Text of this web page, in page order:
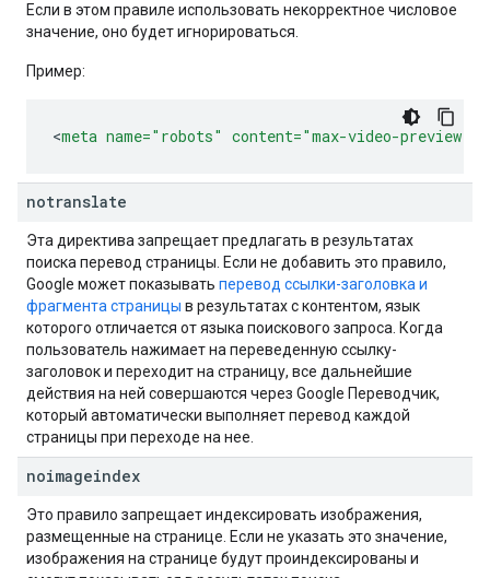
Если в этом правиле использовать некорректное числовое
значение, оно будет игнорироваться.
Пример:
<meta name="robots" content="max-video-preview:-
notranslate
Эта директива запрещает предлагать в результатах
поиска перевод страницы. Если не добавить это правило,
Google может показывать перевод ссылки-заголовка и
фрагмента страницы в результатах с контентом, язык
которого отличается от языка поискового запроса. Когда
пользователь нажимает на переведенную ссылку-
заголовок и переходит на страницу, все дальнейшие
действия на ней совершаются через Google Переводчик,
который автоматически выполняет перевод каждой
страницы при переходе на нее.
noimageindex
Это правило запрещает индексировать изображения,
размещенные на странице. Если не указать это значение,
изображения на странице будут проиндексированы и